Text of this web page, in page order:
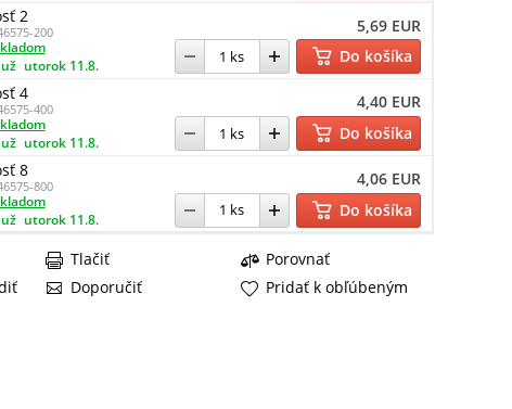
2
200 5,69 EUR
utorok 11.8.
Do košíka
4
400 4,40 EUR
utorok 11.8.
Do košíka
8
800 4,06 EUR
utorok 11.8. Do košíka
Porovnať
Doporučiť
Tlačiť
Pridať k obľúbeným